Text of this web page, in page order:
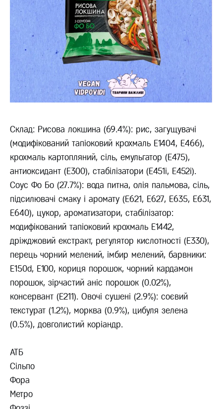
Склад: Рисова локшина (69.4%): рис, загущувачі
(модифікований тапіоковий крохмаль Е1404, Е466),
крохмаль картопляний, сіль, емульгатор (Е475),
антиоксидант (Е300), стабілізатори (E451i, E452і).
Соус Фо Бо (27.7%): вода питна, олія пальмова, сіль,
підсилювачі смаку і аромату (E621, E627, E635, E631,
Е640), цукор, ароматизатори, стабілізатор:
модифікований тапіоковий крохмаль E1442,
дріжджовий екстракт, регулятор кислотності (Е330),
перець чорний мелений, імбир мелений, барвники:
E150d, E100, кориця порошок, чорний кардамон
порошок, зірчастий аніс порошок (0.02%),
консервант (Е211). Овочі сушені (2.9%): соєвий
текстурат (1.2%), морква (0.9%), цибуля зелена
(0.5%), довголистий коріандр.
АТБ
Сільпо
Фора
Метро